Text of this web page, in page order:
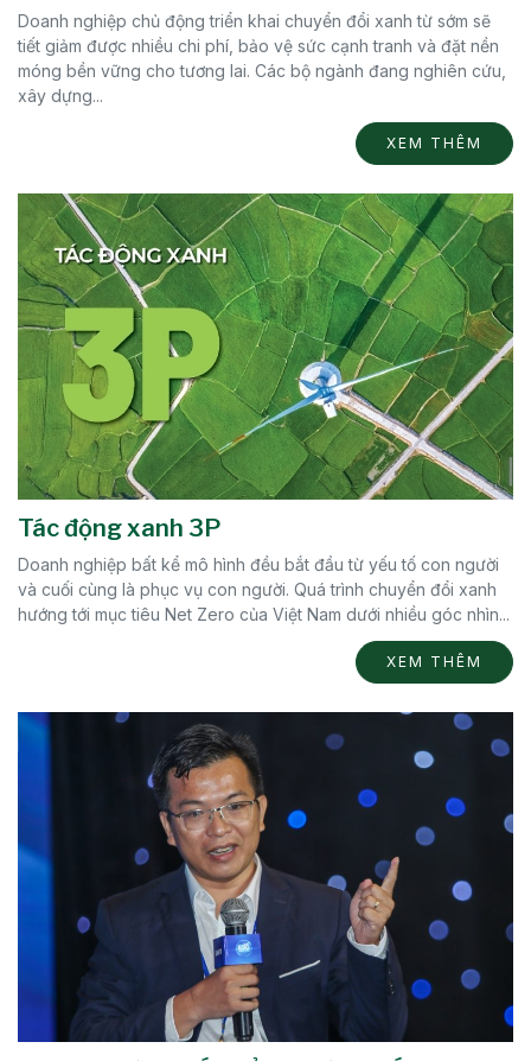
Doanh nghiệp chủ động triển khai chuyển đổi xanh từ sớm sẽ
tiết giảm được nhiều chi phí, bảo vệ sức cạnh tranh và đặt nền
móng bền vững cho tương lai. Các bộ ngành đang nghiên cứu,
xây dựng...
XEM THÊM
Tác động xanh 3P
Doanh nghiệp bất kể mô hình đều bắt đầu từ yếu tố con người
và cuối cùng là phục vụ con người. Quá trình chuyển đổi xanh
hướng tới mục tiêu Net Zero của Việt Nam dưới nhiều góc nhìn...
XEM THÊM